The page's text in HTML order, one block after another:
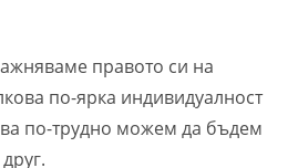
правото си на
по-ярка индивидуалност
по-трудно можем да бъдем